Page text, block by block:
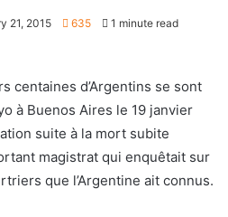
21, 2015 635 1 minute read
centaines d’Argentins se sont
à Buenos Aires le 19 janvier
suite à la mort subite
magistrat qui enquêtait sur
que l’Argentine ait connus.